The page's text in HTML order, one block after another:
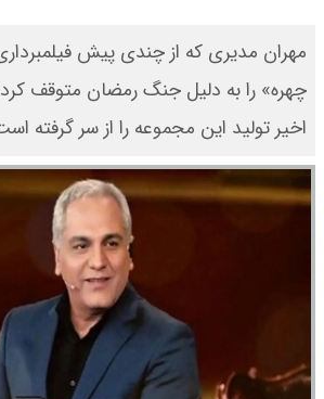
مهران مدیری که از چندی پیش
چهره» را به دلیل جنگ رمضان متوقف
اخیر تولید این مجموعه را از سر گرفته